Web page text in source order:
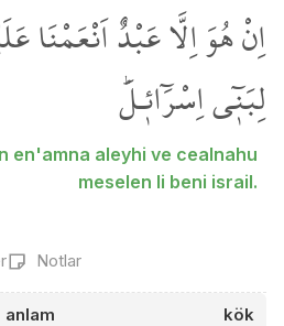
اِنْ هُوَ اِلَّا عَبْدٌ اَنْعَمْنَا
لِبَن۪ٓي اِسْرَٓائ۪ـلَۜ
en'amna aleyhi ve cealnahu
meselen li beni israil.
Notlar
anlam kök